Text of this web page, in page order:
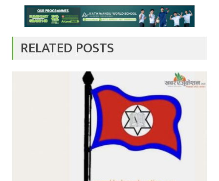
RELATED POSTS